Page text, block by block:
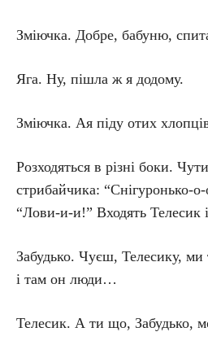
Зміючка. Добре, бабуню,
Яга. Ну, пішла ж я додому.
Зміючка. Ая піду отих
Розходяться в різні боки.
стрибайчика: “Снігуронько-о-
“Лови-и-и!” Входять Телесик
Забудько. Чуєш, Телесику,
і там он люди…
Телесик. А ти що, Забудько,